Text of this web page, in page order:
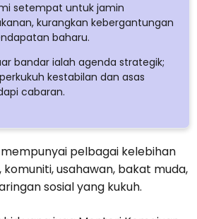
setempat untuk jamin
kurangkan kebergantungan
baharu.
bandar ialah agenda strategik;
kestabilan dan asas
cabaran.
pelbagai kelebihan
usahawan, bakat muda,
sosial yang kukuh.